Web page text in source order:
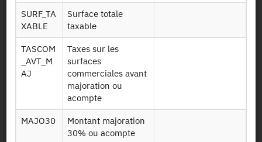
Tascom
paiements 2022
Données sur les
taxes des
surfaces
commerciales
2022
SURF_TA
XABLE
Surface totale
taxable
TASCOM
_AVT_M
AJ
Taxes sur les
surfaces
commerciales avant
majoration ou
acompte
MAJO30
Montant majoration
30% ou acompte
Persistent Identifier
2022 : https://doi.org/10.34724/CASD.241.4756.V1